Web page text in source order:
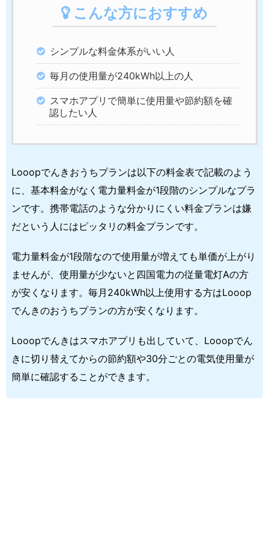
こんな方におすすめ
シンプルな料金体系がいい人
毎月の使用量が240kWh以上の人
スマホアプリで簡単に使用量や節約額を確
認したい人
Looopでんきおうちプランは以下の料金表で記載のよう
に、基本料金がなく電力量料金が1段階のシンプルなプラ
ンです。携帯電話のような分かりにくい料金プランは嫌
だという人にはピッタリの料金プランです。
電力量料金が1段階なので使用量が増えても単価が上がり
ませんが、使用量が少ないと四国電力の従量電灯Aの方
が安くなります。毎月240kWh以上使用する方はLooop
でんきのおうちプランの方が安くなります。
Looopでんきはスマホアプリも出していて、Looopでん
きに切り替えてからの節約額や30分ごとの電気使用量が
簡単に確認することができます。